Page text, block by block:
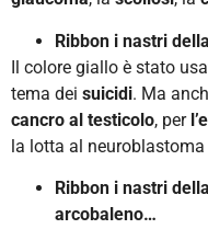
Ribbon i nastri
Il colore giallo è stato
tema dei suicidi. Ma
cancro al testicolo, per
la lotta al neuroblastoma
Ribbon i nastri
arcobaleno…